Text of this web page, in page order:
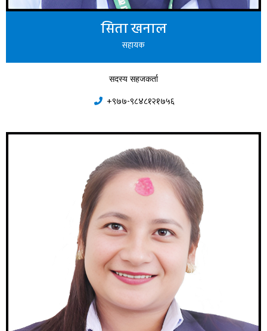
सिता खनाल
सहायक
सदस्य सहजकर्ता
+९७७-९८४८१२१७५६